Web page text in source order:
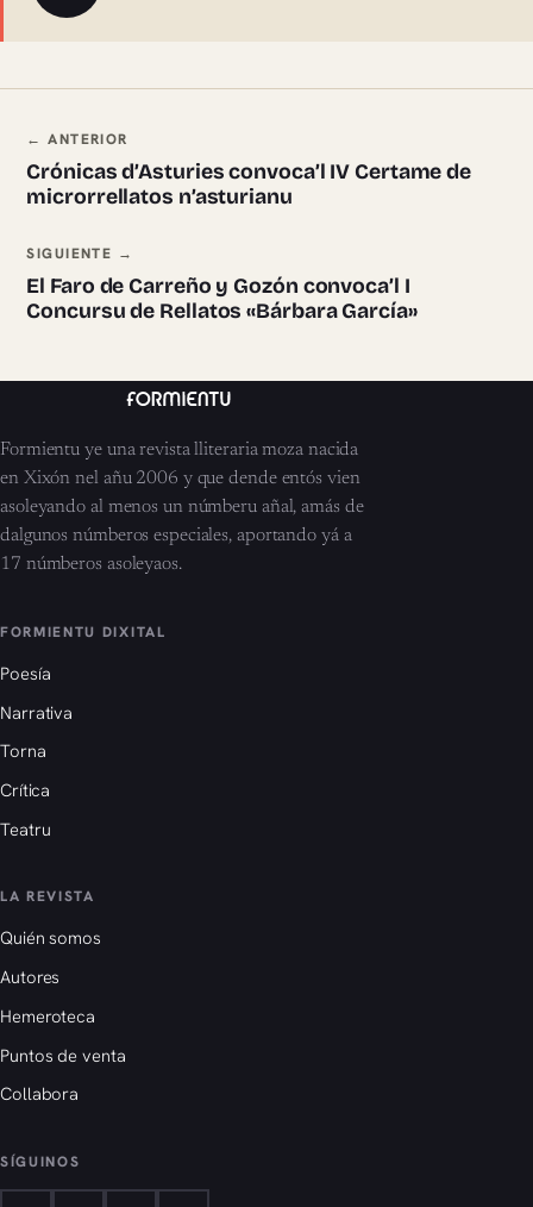
Navegación ente pieces
← ANTERIOR
Crónicas d’Asturies convoca’l IV Certame de
microrrellatos n’asturianu
SIGUIENTE →
El Faro de Carreño y Gozón convoca’l I
Concursu de Rellatos «Bárbara García»
Formientu ye una revista lliteraria moza nacida
en Xixón nel añu 2006 y que dende entós vien
asoleyando al menos un númberu añal, amás de
dalgunos númberos especiales, aportando yá a
17 númberos asoleyaos.
FORMIENTU DIXITAL
Poesía
Narrativa
Torna
Crítica
Teatru
LA REVISTA
Quién somos
Autores
Hemeroteca
Puntos de venta
Collabora
SÍGUINOS